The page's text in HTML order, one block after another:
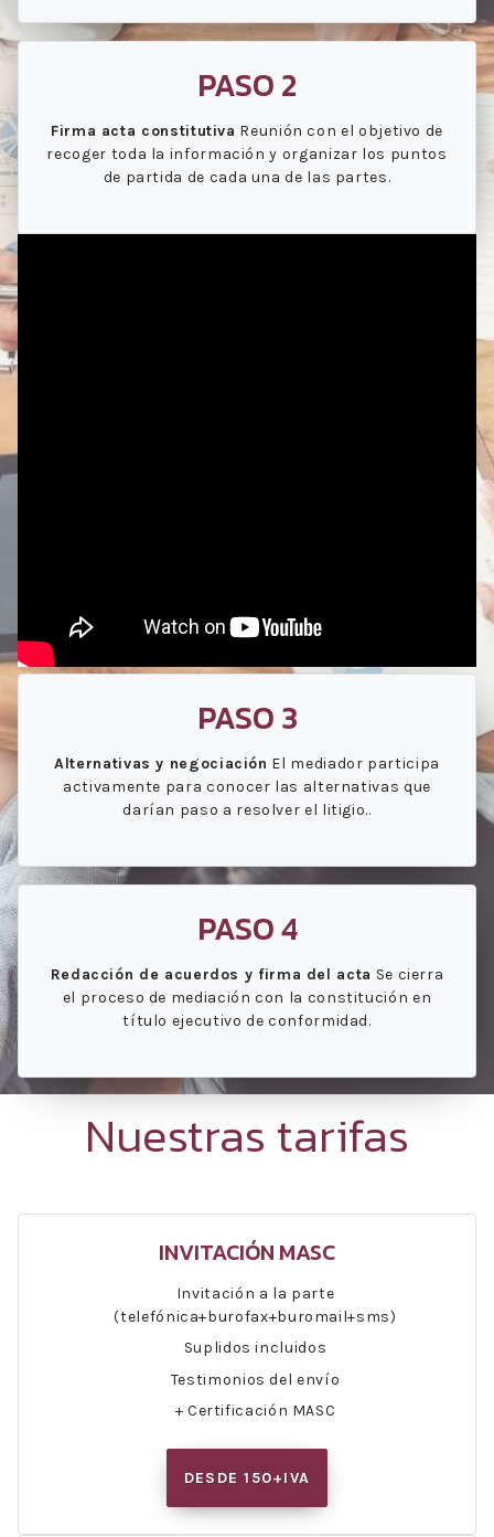
PASO 2
Firma acta constitutiva Reunión con el objetivo de
recoger toda la información y organizar los puntos
de partida de cada una de las partes.
PASO 3
Alternativas y negociación El mediador participa
activamente para conocer las alternativas que
darían paso a resolver el litigio..
PASO 4
Redacción de acuerdos y firma del acta Se cierra
el proceso de mediación con la constitución en
título ejecutivo de conformidad.
Nuestras tarifas
INVITACIÓN MASC
Invitación a la parte
(telefónica+burofax+buromail+sms)
Suplidos incluidos
Testimonios del envío
+ Certificación MASC
DESDE 150+IVA